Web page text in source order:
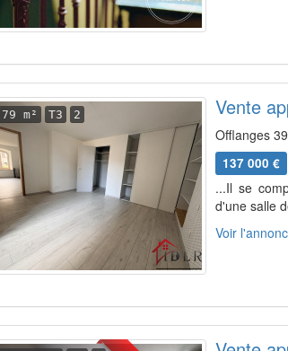
79 m² T3 2 Vente
Offlanges
137 000 €
...Il se
d'une salle
Voir